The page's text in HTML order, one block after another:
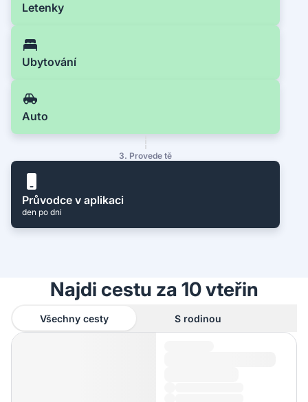
Letenky
Ubytování
Auto
3. Provede tě
Průvodce v aplikaci
den po dni
Najdi cestu za 10 vteřin
Všechny cesty S rodinou